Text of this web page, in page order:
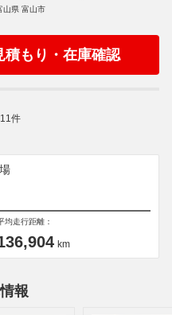
山県 富山市
積もり・在庫確認
11 件
均走行距離：
km
報